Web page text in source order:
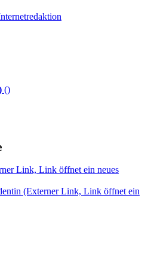
()
Link, Link öffnet ein neues
(Externer Link, Link öffnet ein